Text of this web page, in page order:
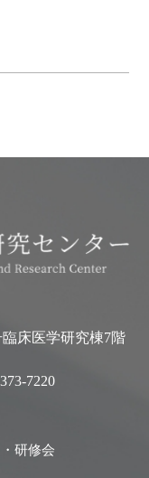
床医学研究棟7階
7220
研修会